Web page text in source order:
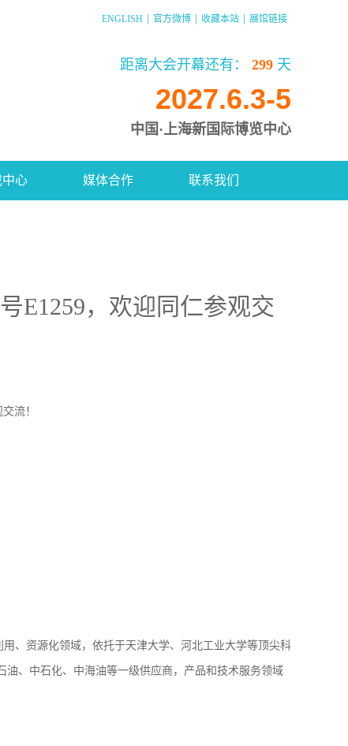
ENGLISH 官方微博 收藏本站 展馆链接
距离大会开幕还有： 299 天
2027.6.3-5
中国·上海新国际博览中心
心 媒体合作 联系我们
E1259，欢迎同仁参观交
流！
、资源化领域，依托于天津大学、河北工业大学等顶尖科
、中石化、中海油等一级供应商，产品和技术服务领域